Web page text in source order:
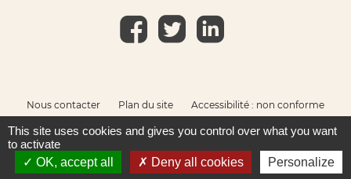
Nous contacter Plan du site
Accessibilité : non conforme
Réalisation
This site uses cookies and gives you control over what you want
to activate
OK, accept all
Deny all cookies
Personalize